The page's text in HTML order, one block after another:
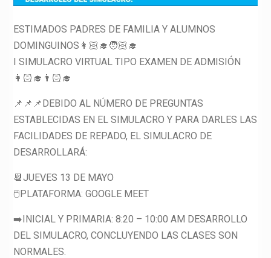
ESTIMADOS PADRES DE FAMILIA Y ALUMNOS
DOMINGUINOS👩🏻‍🎓🧑🏻‍🎓
I SIMULACRO VIRTUAL TIPO EXAMEN DE ADMISIÓN
👩🏻‍🎓👨🏻‍🎓
📌📌📌DEBIDO AL NÚMERO DE PREGUNTAS
ESTABLECIDAS EN EL SIMULACRO Y PARA DARLES LAS
FACILIDADES DE REPADO, EL SIMULACRO DE
DESARROLLARÁ:
📆JUEVES 13 DE MAYO
🖱️PLATAFORMA: GOOGLE MEET
➡️INICIAL Y PRIMARIA: 8:20 – 10:00 AM DESARROLLO
DEL SIMULACRO, CONCLUYENDO LAS CLASES SON
NORMALES.